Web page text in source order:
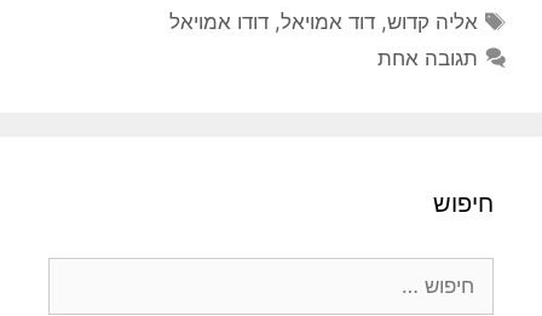
תגיות
אליה קדוש,דוד אמויאל,דודו אמויאל
תגובה אחת
חיפוש